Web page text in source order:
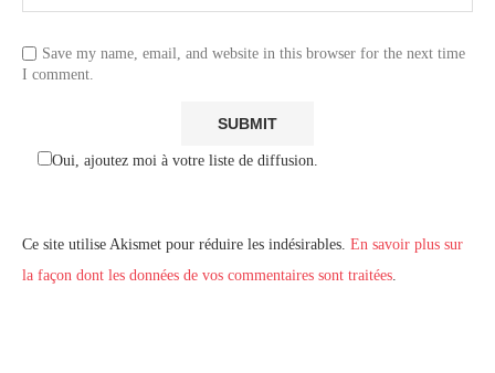
Save my name, email, and website in this browser for the next time
I comment.
Oui, ajoutez moi à votre liste de diffusion.
Ce site utilise Akismet pour réduire les indésirables. En savoir plus sur
la façon dont les données de vos commentaires sont traitées.